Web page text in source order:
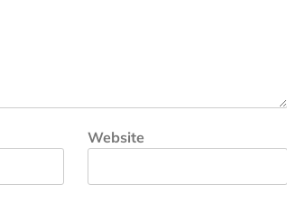
Website